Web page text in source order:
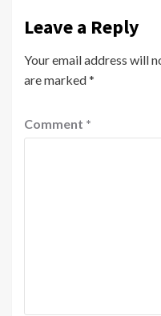
Leave a Reply
Your email address will
are marked*
Comment *